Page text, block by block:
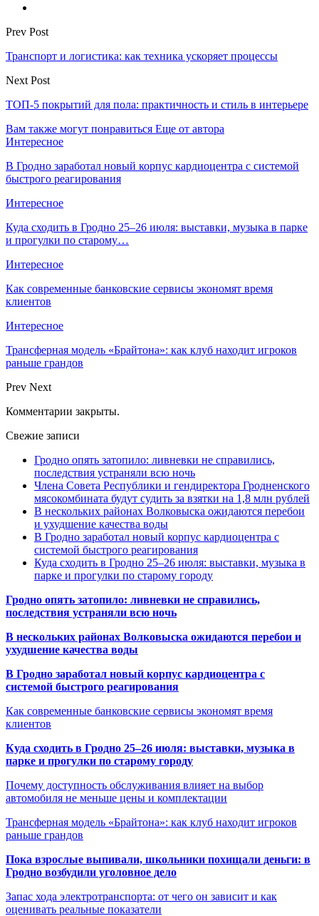
Prev Post
Транспорт и логистика: как техника ускоряет процессы
Next Post
ТОП-5 покрытий для пола: практичность и стиль в интерьере
Вам также могут понравиться Еще от автора
Интересное
В Гродно заработал новый корпус кардиоцентра с системой
быстрого реагирования
Интересное
Куда сходить в Гродно 25–26 июля: выставки, музыка в парке
и прогулки по старому…
Интересное
Как современные банковские сервисы экономят время
клиентов
Интересное
Трансферная модель «Брайтона»: как клуб находит игроков
раньше грандов
Prev Next
Комментарии закрыты.
Свежие записи
Гродно опять затопило: ливневки не справились,
последствия устраняли всю ночь
Члена Совета Республики и гендиректора Гродненского
мясокомбината будут судить за взятки на 1,8 млн рублей
В нескольких районах Волковыска ожидаются перебои
и ухудшение качества воды
В Гродно заработал новый корпус кардиоцентра с
системой быстрого реагирования
Куда сходить в Гродно 25–26 июля: выставки, музыка в
парке и прогулки по старому городу
Гродно опять затопило: ливневки не справились,
последствия устраняли всю ночь
В нескольких районах Волковыска ожидаются перебои и
ухудшение качества воды
В Гродно заработал новый корпус кардиоцентра с
системой быстрого реагирования
Как современные банковские сервисы экономят время
клиентов
Куда сходить в Гродно 25–26 июля: выставки, музыка в
парке и прогулки по старому городу
Почему доступность обслуживания влияет на выбор
автомобиля не меньше цены и комплектации
Трансферная модель «Брайтона»: как клуб находит игроков
раньше грандов
Пока взрослые выпивали, школьники похищали деньги: в
Гродно возбудили уголовное дело
Запас хода электротранспорта: от чего он зависит и как
оценивать реальные показатели